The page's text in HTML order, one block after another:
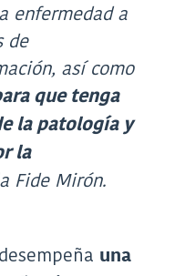
enfermedad a
de
así como
que tenga
la patología y
la
Fide Mirón.
una